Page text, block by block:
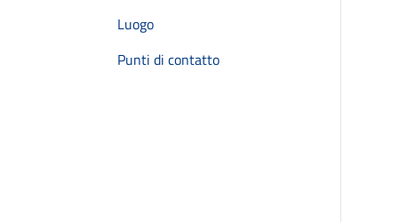
Luogo
Punti di contatto